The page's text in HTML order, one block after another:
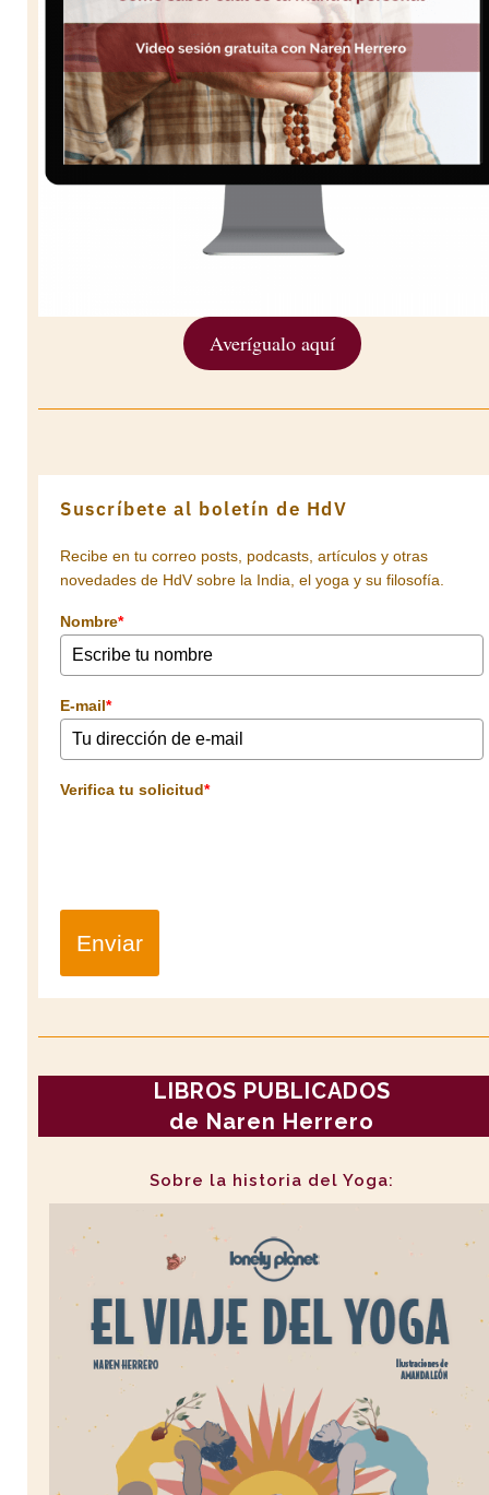
Averígualo aquí
Suscríbete al boletín de HdV
Recibe en tu correo posts, podcasts, artículos y otras
novedades de HdV sobre la India, el yoga y su filosofía.
Nombre*
E-mail*
Verifica tu solicitud*
Enviar
LIBROS PUBLICADOS
de Naren Herrero
Sobre la historia del Yoga: